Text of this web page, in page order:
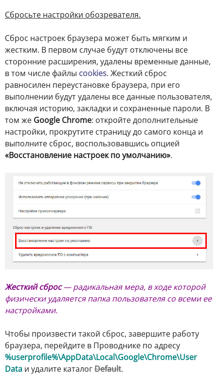
Сбросьте настройки обозревателя.
Сброс настроек браузера может быть мягким и
жестким. В первом случае будут отключены все
сторонние расширения, удалены временные данные,
в том числе файлы cookies. Жесткий сброс
равносилен переустановке браузера, при его
выполнении будут удалены все данные пользователя,
включая историю, закладки и сохраненные пароли. В
том же Google Chrome: откройте дополнительные
настройки, прокрутите страницу до самого конца и
выполните сброс, воспользовавшись опцией
«Восстановление настроек по умолчанию».
Жесткий сброс— радикальная мера, в ходе которой
физически удаляется папка пользователя со всеми ее
настройками.
Чтобы произвести такой сброс, завершите работу
браузера, перейдите в Проводнике по адресу
%userprofile%\AppData\Local\Google\Chrome\User
Data и удалите каталогDefault.